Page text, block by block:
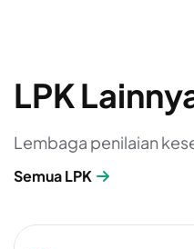
LPK
Lembaga penilaian
Semua LPK